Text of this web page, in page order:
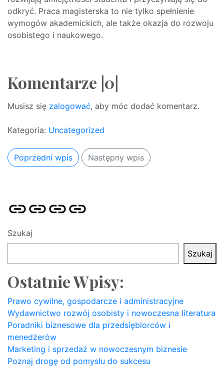
odkryć. Praca magisterska to nie tylko spełnienie
wymogów akademickich, ale także okazja do rozwoju
osobistego i naukowego.
Komentarze |0|
Musisz się zalogować, aby móc dodać komentarz.
Kategoria: Uncategorized
Poprzedni wpis Następny wpis
Strona
główna
Pozycjonowanie
Stron
SKLEP
SEO
BLOG
Szukaj
Szukaj
Ostatnie Wpisy:
Prawo cywilne, gospodarcze i administracyjne
Wydawnictwo rozwój osobisty i nowoczesna literatura
Poradniki biznesowe dla przedsiębiorców i
menedżerów
Marketing i sprzedaż w nowoczesnym biznesie
Poznaj drogę od pomysłu do sukcesu